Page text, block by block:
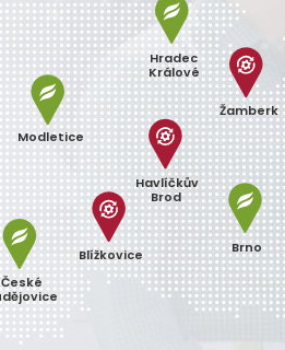
Brno
Blížkovice
Havlíčkův
Brod
Žamberk
Hradec
Králové
Modletice
České